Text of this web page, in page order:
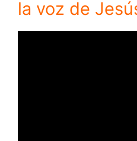
la voz de